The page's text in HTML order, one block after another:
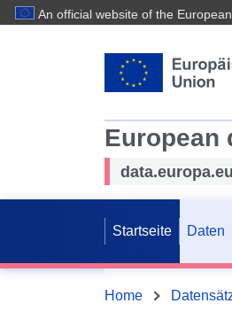
An official website of the
European
data.europa.eu
Startseite Daten
Home